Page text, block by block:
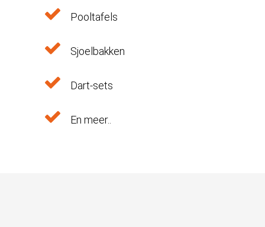
Pooltafels
Sjoelbakken
Dart-sets
En meer..